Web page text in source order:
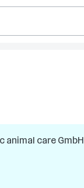
animal care GmbH